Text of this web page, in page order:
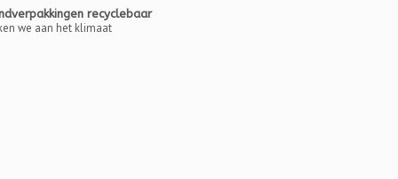
recyclebaar
we aan het klimaat